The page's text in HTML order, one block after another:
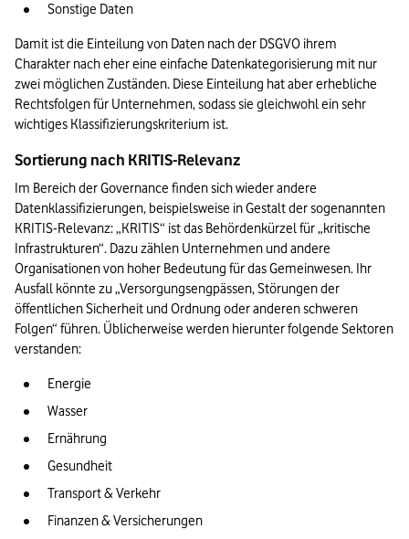
Sonstige Daten
Damit ist die Einteilung von Daten nach der DSGVO ihrem
Charakter nach eher eine einfache Datenkategorisierung mit nur
zwei möglichen Zuständen. Diese Einteilung hat aber erhebliche
Rechtsfolgen für Unternehmen, sodass sie gleichwohl ein sehr
wichtiges Klassifizierungskriterium ist.
Sortierung nach KRITIS-Relevanz
Im Bereich der Governance finden sich wieder andere
Datenklassifizierungen, beispielsweise in Gestalt der sogenannten
KRITIS-Relevanz: „KRITIS“ ist das Behördenkürzel für „kritische
Infrastrukturen“. Dazu zählen Unternehmen und andere
Organisationen von hoher Bedeutung für das Gemeinwesen. Ihr
Ausfall könnte zu „Versorgungsengpässen, Störungen der
öffentlichen Sicherheit und Ordnung oder anderen schweren
Folgen“ führen. Üblicherweise werden hierunter folgende Sektoren
verstanden:
Energie
Wasser
Ernährung
Gesundheit
Transport & Verkehr
Finanzen & Versicherungen